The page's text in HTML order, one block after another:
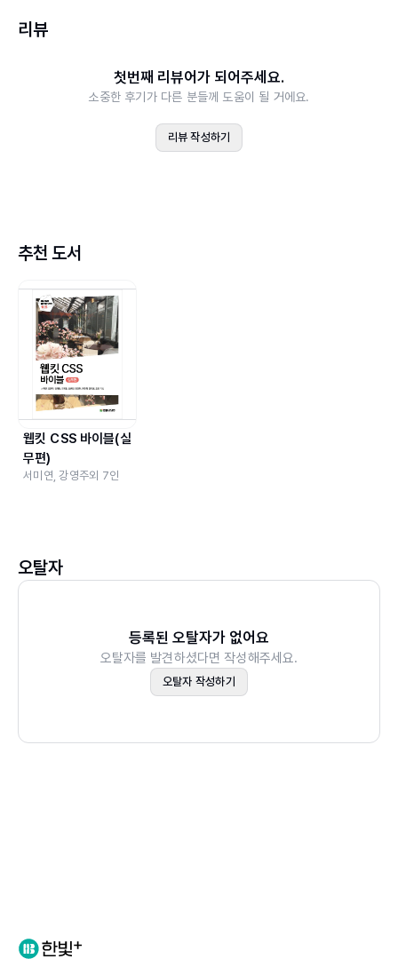
Part 13 3D
Part 16 기타
리뷰
첫번째 리뷰어가 되어주세요.
소중한 후기가 다른 분들께 도움이 될 거에요.
리뷰 작성하기
추천 도서
웹킷 CSS 바이블(실
무편)
서미연, 강영주외 7인
오탈자
등록된 오탈자가 없어요
오탈자를 발견하셨다면 작성해주세요.
오탈자 작성하기